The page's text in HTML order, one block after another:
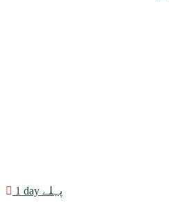
1 day پہلے